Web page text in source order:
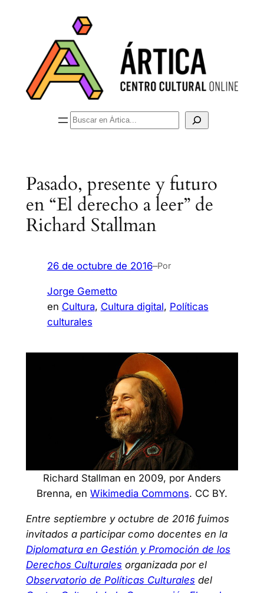
Buscar
Pasado, presente y futuro
en “El derecho a leer” de
Richard Stallman
26 de octubre de 2016–Por
Jorge Gemetto
en Cultura, Cultura digital, Políticas
culturales
Richard Stallman en 2009, por Anders
Brenna, en Wikimedia Commons. CC BY.
Entre septiembre y octubre de 2016 fuimos
invitados a participar como docentes en la
Diplomatura en Gestión y Promoción de los
Derechos Culturalesorganizada por el
Observatorio de Políticas Culturalesdel